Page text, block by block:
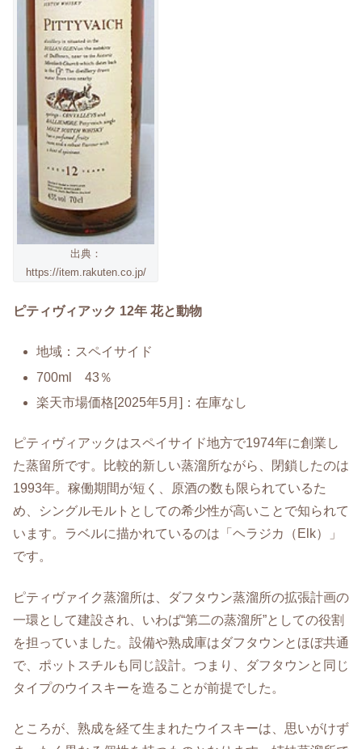
出典：
https://item.rakuten.co.jp/
ピティヴィアック 12年 花と動物
地域：スペイサイド
700ml 43％
楽天市場価格[2025年5月]：在庫なし
ピティヴィアックはスペイサイド地方で1974年に創業し
た蒸留所です。比較的新しい蒸溜所ながら、閉鎖したのは
1993年。稼働期間が短く、原酒の数も限られているた
め、シングルモルトとしての希少性が高いことで知られて
います。ラベルに描かれているのは「ヘラジカ（Elk）」
です。
ピティヴァイク蒸溜所は、ダフタウン蒸溜所の拡張計画の
一環として建設され、いわば“第二の蒸溜所”としての役割
を担っていました。設備や熟成庫はダフタウンとほぼ共通
で、ポットスチルも同じ設計。つまり、ダフタウンと同じ
タイプのウイスキーを造ることが前提でした。
ところが、熟成を経て生まれたウイスキーは、思いがけず